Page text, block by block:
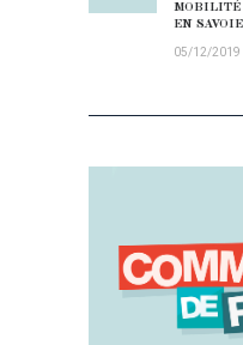
MOBILITÉ
EN SAVOIE
05/12/2019